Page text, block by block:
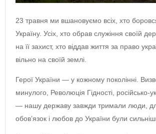
23 травня ми вшановуємо всіх, хто
Україну. Усіх, хто обрав служіння своїй
на її захист, хто віддав життя за право
вільно на своїй землі.
Герої України — у кожному поколінні.
минулого, Революція Гідності, російсько-
— нашу державу завжди тримали люди,
обов’язок і любов до України були